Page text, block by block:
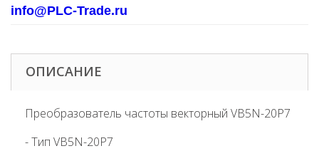
info@PLC-Trade.ru
ОПИСАНИЕ
Преобразователь частоты векторный VB5N-20P7
- Тип VB5N-20P7